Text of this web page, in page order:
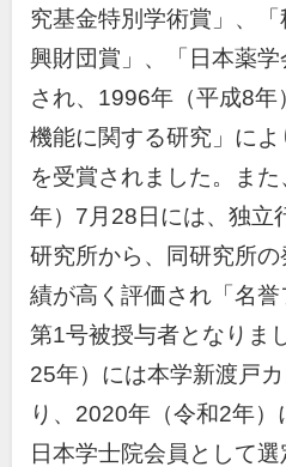
究基金特別学術賞」、
興財団賞」、「日本薬
され、1996年（平成8年
機能に関する研究」によ
を受賞されました。ま
年）7月28日には、独立
研究所から、同研究所
績が高く評価され「名
第1号被授与者となりま
25年）には本学新渡戸
り、2020年（令和2年
日本学士院会員として選